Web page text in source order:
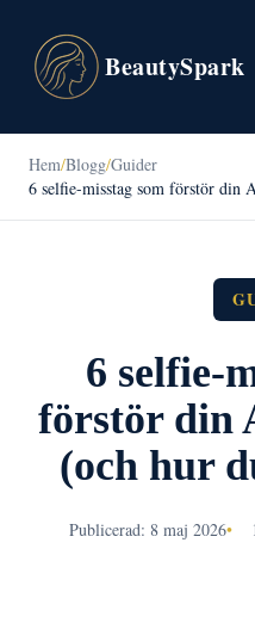
BeautySpark
Hem/Blogg/Guider
6 selfie-misstag som förstör din
6 selfie-
förstör din
(och hur
Publicerad: 8 maj 2026•